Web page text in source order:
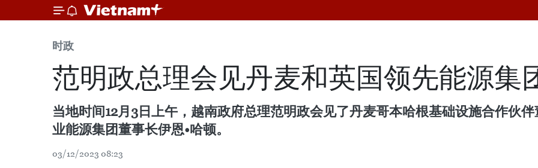
时政
范明政总理会见丹麦和英国领先能源集
当地时间12月3日上午，越南政府总理范明政会见了丹麦哥本哈根基础设施合作伙
业能源集团董事长伊恩•哈顿。
03/12/2023 08:23